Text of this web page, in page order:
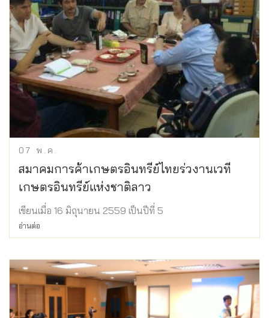
07 พ.ค.
สมาคมการค้าเกษตรอินทรีย์ไทยร่วงานเวที
เกษตรอินทรีย์แห่งชาติลาว
เขียนเมื่อ 16 มิถุนายน 2559 เป็นปีที่ 5
อ่านต่อ